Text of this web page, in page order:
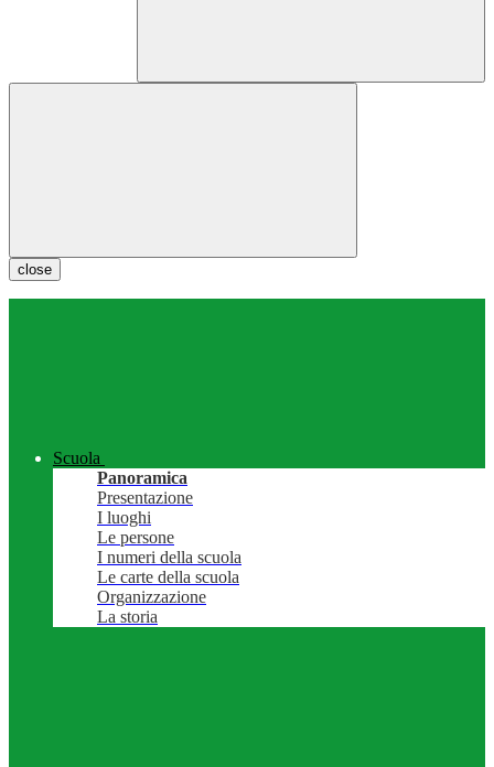
close
Scuola
Panoramica
Presentazione
I luoghi
Le persone
I numeri della scuola
Le carte della scuola
Organizzazione
La storia